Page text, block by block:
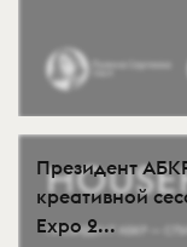
Президент
креативной
Expo 2...